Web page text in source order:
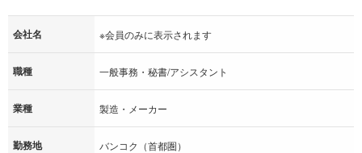
会社名 ※会員のみに表示されます
職種 一般事務・秘書/アシスタント
業種 製造・メーカー
勤務地 バンコク（首都圏）